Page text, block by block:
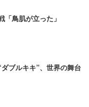
「鳥肌が立った」
ブルキキ”、世界の舞台